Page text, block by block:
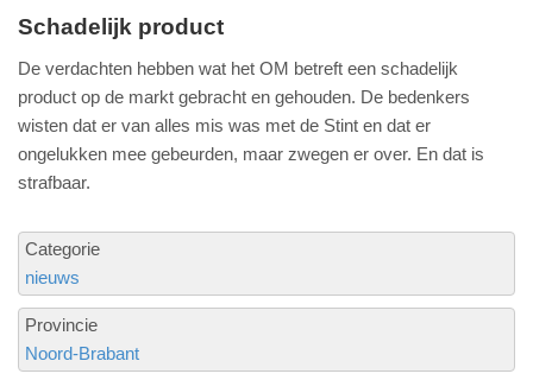
Schadelijk product
De verdachten hebben wat het OM betreft een schadelijk
product op de markt gebracht en gehouden. De bedenkers
wisten dat er van alles mis was met de Stint en dat er
ongelukken mee gebeurden, maar zwegen er over. En dat is
strafbaar.
Categorie
nieuws
Provincie
Noord-Brabant